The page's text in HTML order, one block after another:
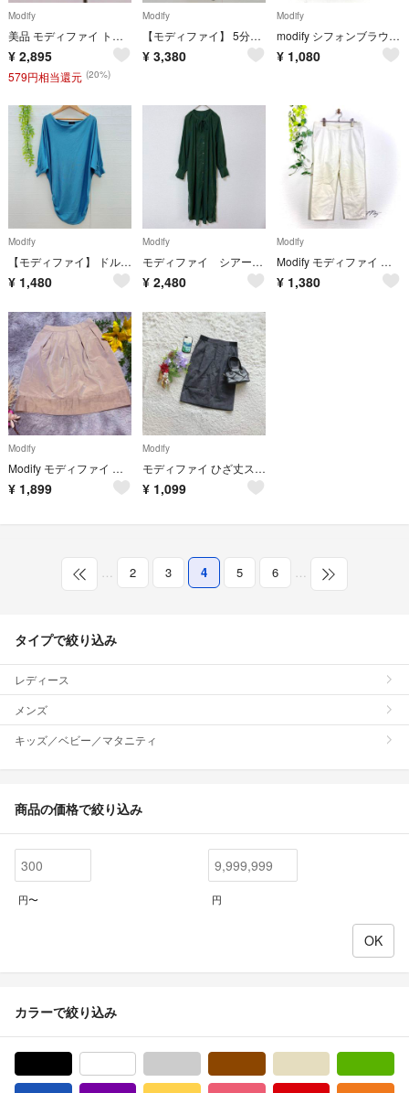
Modify
美品 モディファイ トップス Tシャツ 半袖 無地 クルーネック ロゴプリント
¥ 2,895
579円相当還元 (20%)
Modify
【モディファイ】 5分袖ワンピース インナーキャミ ウエスト切り替え ベルト付き
¥ 3,380
Modify
modify シフォンブラウス(M相当)総柄 七分袖 パープル 比翼ボタン
¥ 1,080
Modify
【モディファイ】 ドルマンニット ボートネック 寒色系 （L） シルク 絹混
¥ 1,480
Modify
モディファイ シアーロングワンピース レディースL相当 グリーン系 襟前リボン
¥ 2,480
Modify
Modify モディファイ クロップドパンツ サブリナパンツ ホワイト 白 40
¥ 1,380
Modify
Modify モディファイ 膝丈 タックスカート ベージュ 光沢 裾切替え 38
¥ 1,899
Modify
モディファイ ひざ丈スカート タイト 38/M 日本製 裏地あり オフィス 通勤
¥ 1,099
… 2 3 4 5 6 …
タイプで絞り込み
レディース
メンズ
キッズ／ベビー／マタニティ
商品の価格で絞り込み
円〜 円
カラーで絞り込み